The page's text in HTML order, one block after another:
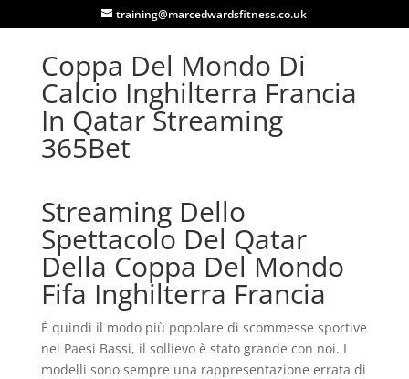
training@marcedwardsfitness.co.uk
Coppa Del Mondo Di
Calcio Inghilterra Francia
In Qatar Streaming
365Bet
Streaming Dello
Spettacolo Del Qatar
Della Coppa Del Mondo
Fifa Inghilterra Francia
È quindi il modo più popolare di scommesse sportive
nei Paesi Bassi, il sollievo è stato grande con noi. I
modelli sono sempre una rappresentazione errata di